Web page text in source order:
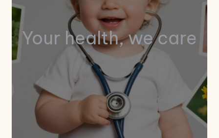
Your health, we care